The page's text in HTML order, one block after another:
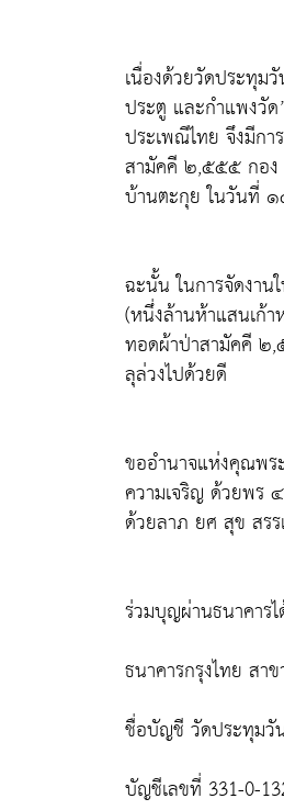
เนื่องด้วยวัดประทุม
ประตู และกำแพงวั
ประเพณีไทย จึงมีก
สามัคคี ๒,๕๕๕ กอง
บ้านตะกุย ในวันที่
ฉะนั้น ในการจัดงา
(หนึ่งล้านห้าแสนเก้
ทอดผ้าป่าสามัคคี ๒,
ลุล่วงไปด้วยดี
ขออำนาจแห่งคุณพร
ความเจริญ ด้วยพร
ด้วยลาภ ยศ สุข สร
ร่วมบุญผ่านธนาคาร
ธนาคารกรุงไทย สา
ชื่อบัญชี วัดประทุมวั
บัญชีเลขที่ 331-0-